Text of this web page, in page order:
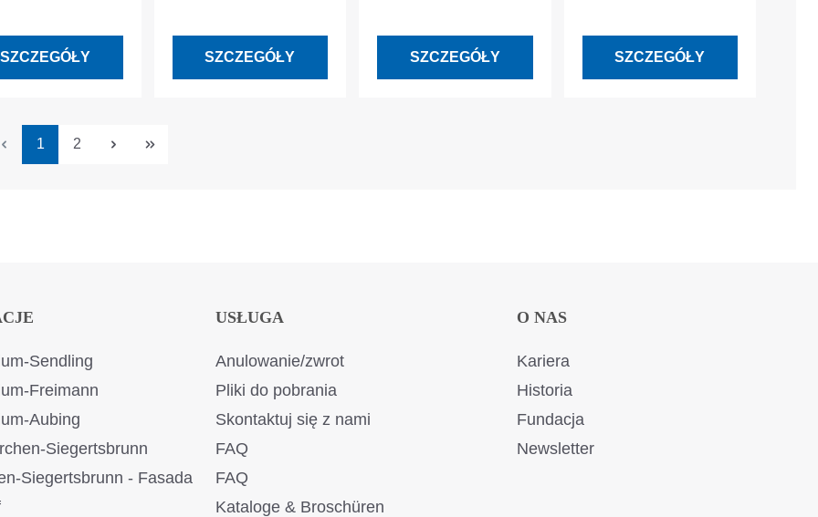
SZCZEGÓŁY SZCZEGÓŁY SZCZEGÓŁY SZCZEGÓŁY
Strona
1 Strona
2
Sendling
Freimann
Aubing
Siegertsbrunn
Siegertsbrunn - Fasada
USŁUGA
Anulowanie/zwrot
Pliki do pobrania
Skontaktuj się z nami
FAQ
FAQ
Kataloge & Broschüren
O NAS
Kariera
Historia
Fundacja
Newsletter